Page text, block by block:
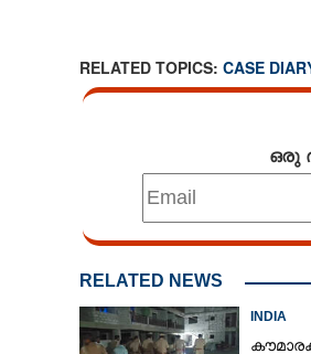
RELATED TOPICS: CASE
ഒരു
RELATED NEWS
INDIA